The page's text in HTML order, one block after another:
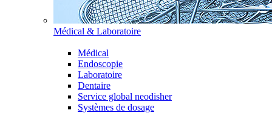
Médical & Laboratoire
Médical
Endoscopie
Laboratoire
Dentaire
Service global neodisher
Systèmes de dosage